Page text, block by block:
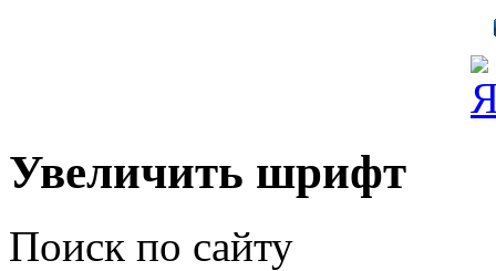
Увеличить шрифт
Поиск по сайту